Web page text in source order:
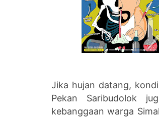
Jika hujan datang,
Pekan Saribudolok
kebanggaan warga